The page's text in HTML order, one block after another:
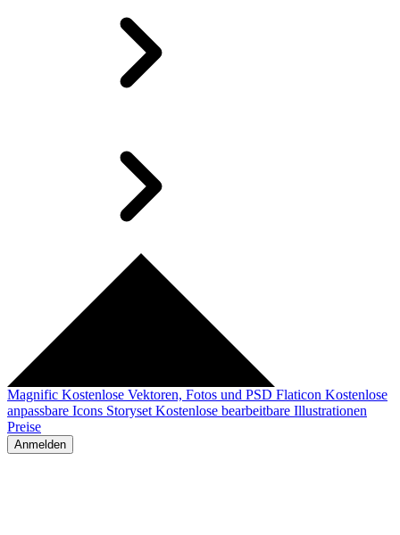
Magnific Kostenlose Vektoren, Fotos und PSD Flaticon Kostenlose
anpassbare Icons Storyset Kostenlose bearbeitbare Illustrationen
Preise
Anmelden